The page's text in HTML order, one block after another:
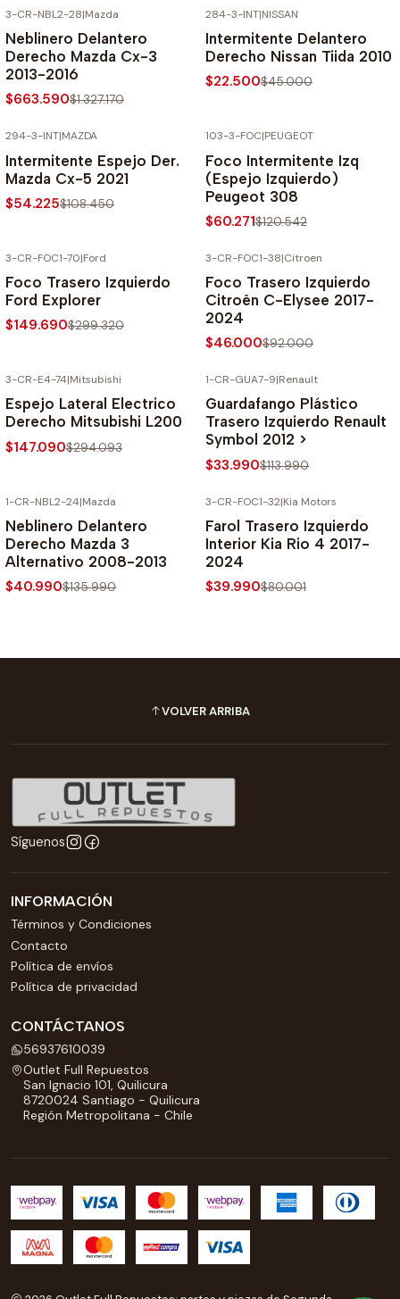
3-CR-NBL2-28|Mazda
Neblinero Delantero
Derecho Mazda Cx-3
2013-2016
$663.590$1.327.170
284-3-INT|NISSAN
Intermitente Delantero
Derecho Nissan Tiida 2010
$22.500$45.000
294-3-INT|MAZDA
Intermitente Espejo Der.
Mazda Cx-5 2021
$54.225$108.450
103-3-FOC|PEUGEOT
Foco Intermitente Izq
(Espejo Izquierdo)
Peugeot 308
$60.271$120.542
3-CR-FOC1-70|Ford
Foco Trasero Izquierdo
Ford Explorer
$149.690$299.320
3-CR-FOC1-38|Citroen
Foco Trasero Izquierdo
Citroën C-Elysee 2017-
2024
$46.000$92.000
3-CR-E4-74|Mitsubishi
Espejo Lateral Electrico
Derecho Mitsubishi L200
$147.090$294.093
1-CR-GUA7-9|Renault
Guardafango Plástico
Trasero Izquierdo Renault
Symbol 2012 >
$33.990$113.990
1-CR-NBL2-24|Mazda
Neblinero Delantero
Derecho Mazda 3
Alternativo 2008-2013
$40.990$135.990
3-CR-FOC1-32|Kia Motors
Farol Trasero Izquierdo
Interior Kia Rio 4 2017-
2024
$39.990$80.001
VOLVER ARRIBA
Síguenos
INFORMACIÓN
Términos y Condiciones
Contacto
Política de envíos
Política de privacidad
CONTÁCTANOS
56937610039
Outlet Full Repuestos
San Ignacio 101, Quilicura
8720024 Santiago - Quilicura
Región Metropolitana - Chile